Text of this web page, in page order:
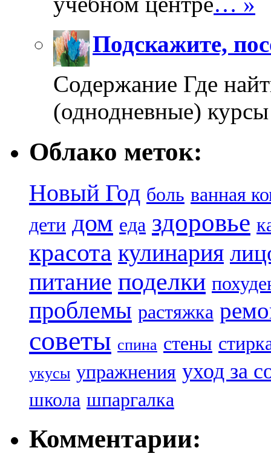
Подскажите,
Содержание Где
(однодневные)
Облако меток:
Новый Год боль ванная
дети дом еда здоровье
красота кулинария
питание поделки
проблемы растяжка
советы спина стены
укусы упражнения уход за
школа шпаргалка
Комментарии: